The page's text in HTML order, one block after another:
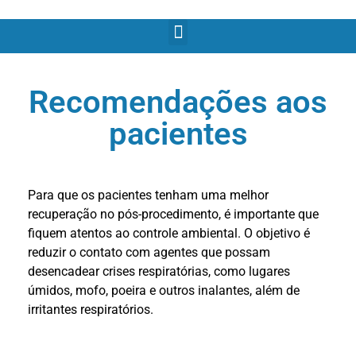
Recomendações aos
pacientes
Para que os pacientes tenham uma melhor
recuperação no pós-procedimento, é importante que
fiquem atentos ao controle ambiental. O objetivo é
reduzir o contato com agentes que possam
desencadear crises respiratórias, como lugares
úmidos, mofo, poeira e outros inalantes, além de
irritantes respiratórios.